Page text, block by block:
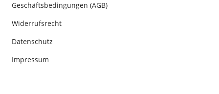
Geschäftsbedingungen (AGB)
Widerrufsrecht
Datenschutz
Impressum